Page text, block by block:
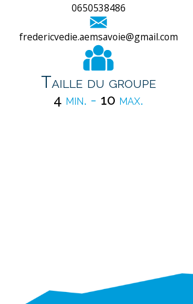
0650538486
fredericvedie.aemsavoie@gmail.com
Taille du groupe
4 min. - 10 max.